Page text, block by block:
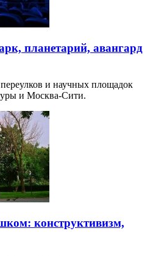
планетарий, авангард
и научных площадок
и Москва-Сити.
конструктивизм,